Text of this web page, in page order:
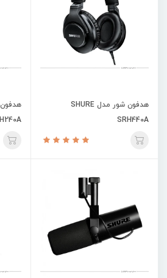
هدفون شور مدل SHURE
SRH440A